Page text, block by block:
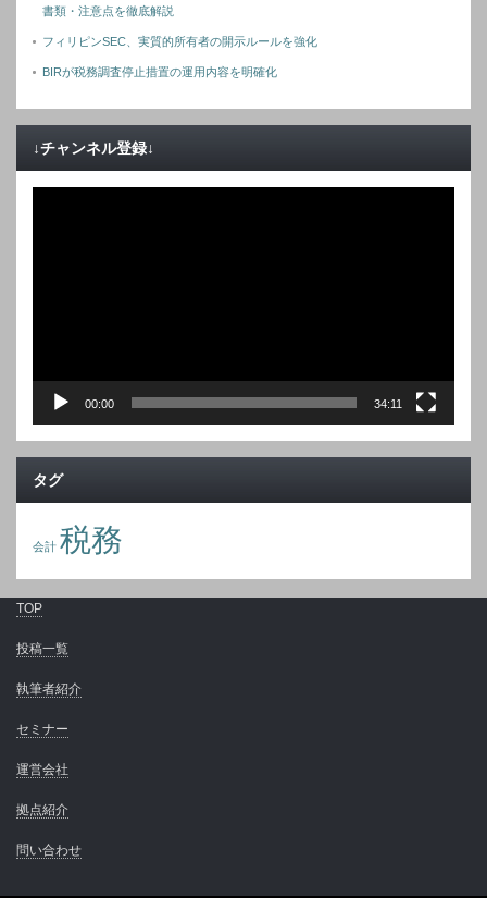
書類・注意点を徹底解説
フィリピンSEC、実質的所有者の開示ルールを強化
BIRが税務調査停止措置の運用内容を明確化
↓チャンネル登録↓
00:00 34:11
タグ
会計 税務
TOP
投稿一覧
執筆者紹介
セミナー
運営会社
拠点紹介
問い合わせ